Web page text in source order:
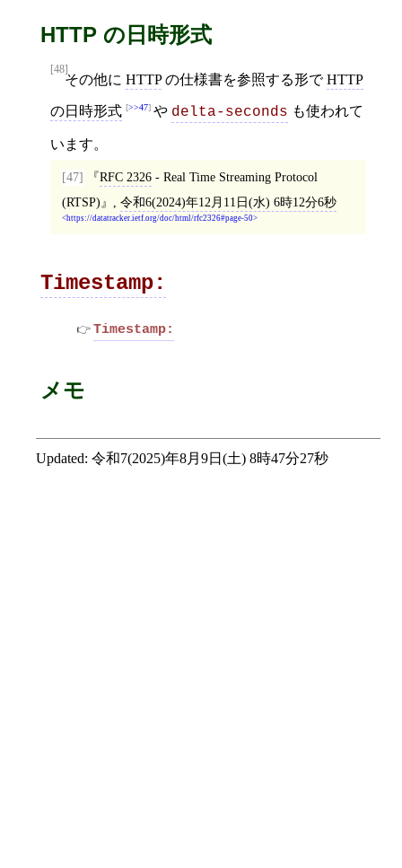
HTTP の日時形式
[48]
その他に HTTPの仕様書を参照する形でHTTP
の日時形式 >>47 や delta-seconds も使われて
います。
[47] RFC 2326- Real Time Streaming Protocol
(RTSP)
令和6(2024)年12月11日(水) 6時12分6秒
https://datatracker.ietf.org/doc/html/rfc2326#page-50
Timestamp:
Timestamp:
メモ
Updated: 令和7(2025)年8月9日(土) 8時47分27秒